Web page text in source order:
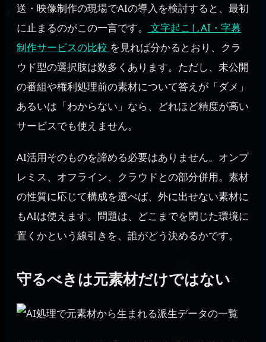
送・映像制作の現場でAIの導入を検討すると、最初
に止まるのがこの一言です。
文字起こしAI・字幕
制作サービスの比較 を見れば分かるとおり、クラ
ウド型の選択肢は数多くあります。ただし、未公開
の番組や権利処理前の素材について答えが「ダメ」
あるいは「わからない」なら、どれほど精度が高い
サービスでも使えません。
AI活用そのものを諦める必要はありません。オンプ
レミス、オフライン、クラウドとの部分併用。素材
の性質に応じて構成を選べば、外に出せない素材に
もAIは使えます。問題は、どこまでを閉じた環境に
置くかという線引きを、誰がどう決めるかです。
守るべきは元素材だけではない